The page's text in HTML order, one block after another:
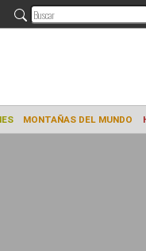
CAPACITACIONES